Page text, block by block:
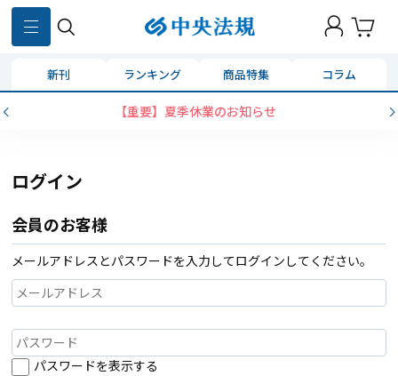
新刊 ランキング 商品特集 コラム
【重要】夏季休業のお知らせ
ログイン
会員のお客様
メールアドレスとパスワードを入力してログインしてください。
パスワードを表示する